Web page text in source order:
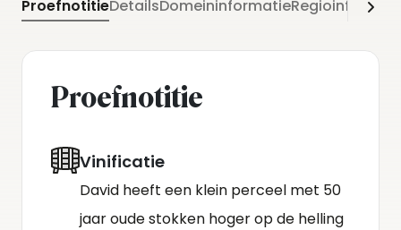
ProefnotitieDetailsDomeininformatie
Proefnotitie
Vinificatie
David heeft een klein perceel met 50
jaar oude stokken hoger op de helling